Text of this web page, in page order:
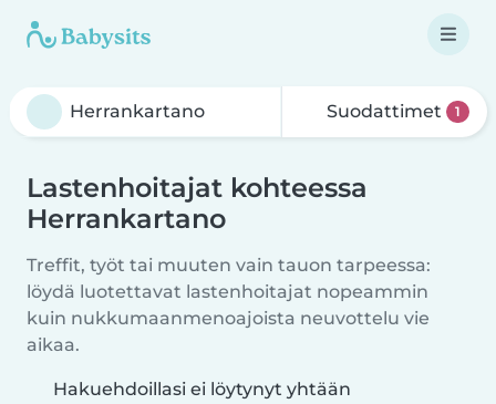
Suodattimet 1
Lastenhoitajat kohteessa
Herrankartano
Treffit, työt tai muuten vain tauon tarpeessa:
löydä luotettavat lastenhoitajat nopeammin
kuin nukkumaanmenoajoista neuvottelu vie
aikaa.
Hakuehdoillasi ei löytynyt yhtään